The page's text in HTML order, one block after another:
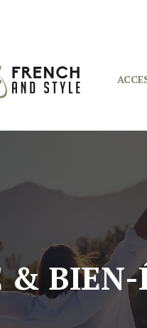
& BIEN-